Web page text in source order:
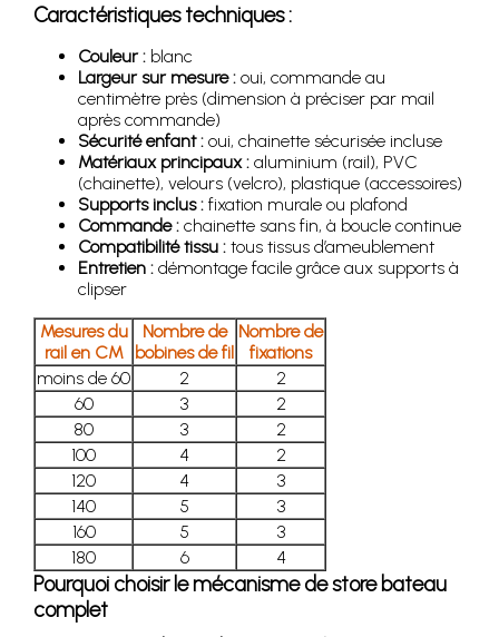
Caractéristiques techniques :
Couleur : blanc
Largeur sur mesure : oui, commande au
centimètre près (dimension à préciser par mail
après commande)
Sécurité enfant : oui, chainette sécurisée incluse
Matériaux principaux : aluminium (rail), PVC
(chainette), velours (velcro), plastique (accessoires)
Supports inclus : fixation murale ou plafond
Commande : chainette sans fin, à boucle continue
Compatibilité tissu : tous tissus d’ameublement
Entretien : démontage facile grâce aux supports à
clipser
Mesures du
rail en CM
Nombre de
bobines de fil
Nombre de
fixations
moins de 60
2
2
60
3
2
80
3
2
100
4
2
120
4
3
140
5
3
160
5
3
180
6 4
Pourquoi choisir le mécanisme de store bateau
complet